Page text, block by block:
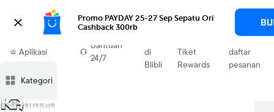
Promo PAYDAY 25-27 Sep Sepatu Ori
Cashback 300rb
Aplikasi
Bantuan
24/7
di
Blibli
Tiket
Rewards
Cek
daftar
pesanan
Kategori
Deskripsi